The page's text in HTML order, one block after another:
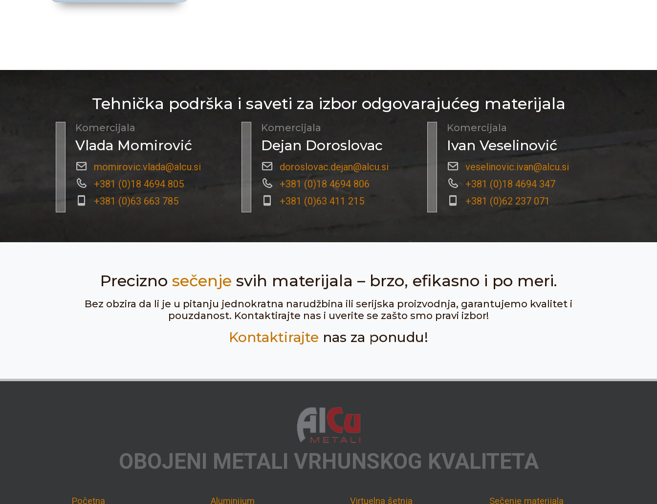
Tehnička podrška i saveti za izbor odgovarajućeg materijala
Komercijala
Vlada Momirović
momirovic.vlada@alcu.si
+381 (0)18 4694 805
+381 (0)63 663 785
Komercijala
Dejan Doroslovac
doroslovac.dejan@alcu.si
+381 (0)18 4694 806
+381 (0)63 411 215
Komercijala
Ivan Veselinović
veselinovic.ivan@alcu.si
+381 (0)18 4694 347
+381 (0)62 237 071
Precizno sečenje svih materijala – brzo, efikasno i po meri.
Bez obzira da li je u pitanju jednokratna narudžbina ili serijska proizvodnja, garantujemo kvalitet i
pouzdanost. Kontaktirajte nas i uverite se zašto smo pravi izbor!
Kontaktirajte nas za ponudu!
OBOJENI METALI VRHUNSKOG KVALITETA
Početna Aluminijum Virtuelna šetnja Sečenje materijala